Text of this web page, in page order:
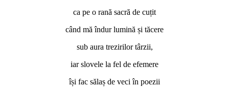
ca pe o rană sacră de cuțit
când mă îndur lumină și tăcere
sub aura trezirilor târzii,
iar slovele la fel de efemere
își fac sălaș de veci în poezii